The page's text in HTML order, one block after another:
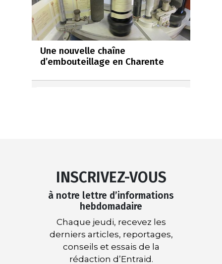
Une nouvelle chaîne
d’embouteillage en Charente
INSCRIVEZ-VOUS
à notre lettre d’informations
hebdomadaire
Chaque jeudi, recevez les
derniers articles, reportages,
conseils et essais de la
rédaction d’Entraid.